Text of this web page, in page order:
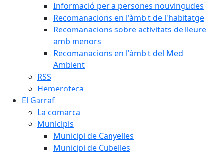
Informació per a persones nouvingudes
Recomanacions en l'àmbit de l'habitatge
Recomanacions sobre activitats de lleure
amb menors
Recomanacions en l'àmbit del Medi
Ambient
RSS
Hemeroteca
El Garraf
La comarca
Municipis
Municipi de Canyelles
Municipi de Cubelles